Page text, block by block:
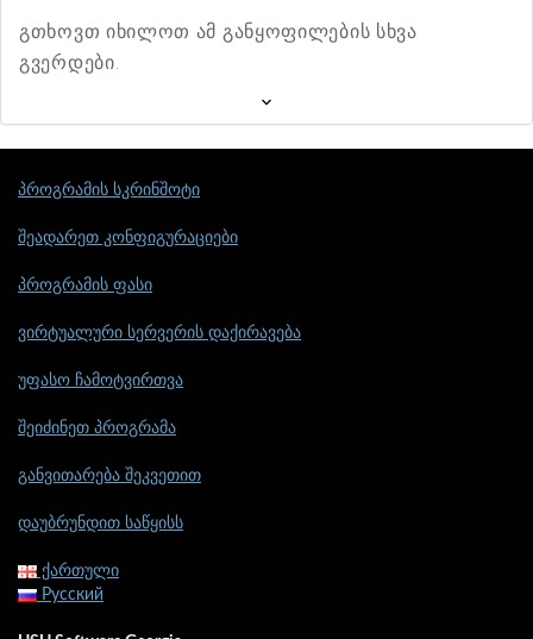
გთხოვთ იხილოთ ამ განყოფილების სხვა
გვერდები.
პროგრამის სკრინშოტი
შეადარეთ კონფიგურაციები
პროგრამის ფასი
ვირტუალური სერვერის დაქირავება
უფასო ჩამოტვირთვა
შეიძინეთ პროგრამა
განვითარება შეკვეთით
დაუბრუნდით საწყისს
ქართული
Русский